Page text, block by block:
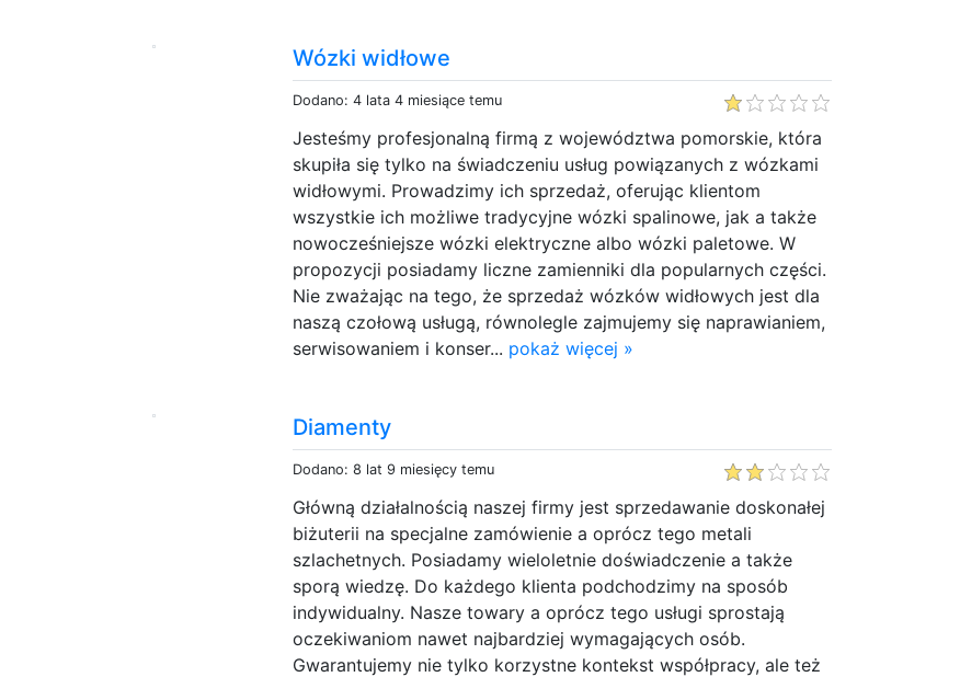
Wózki widłowe
Dodano: 4 lata 4 miesiące temu
Jesteśmy profesjonalną firmą z województwa pomorskie, która
skupiła się tylko na świadczeniu usług powiązanych z wózkami
widłowymi. Prowadzimy ich sprzedaż, oferując klientom
wszystkie ich możliwe tradycyjne wózki spalinowe, jak a także
nowocześniejsze wózki elektryczne albo wózki paletowe. W
propozycji posiadamy liczne zamienniki dla popularnych części.
Nie zważając na tego, że sprzedaż wózków widłowych jest dla
naszą czołową usługą, równolegle zajmujemy się naprawianiem,
serwisowaniem i konser... pokaż więcej »
Diamenty
Dodano: 8 lat 9 miesięcy temu
Główną działalnością naszej firmy jest sprzedawanie doskonałej
biżuterii na specjalne zamówienie a oprócz tego metali
szlachetnych. Posiadamy wieloletnie doświadczenie a także
sporą wiedzę. Do każdego klienta podchodzimy na sposób
indywidualny. Nasze towary a oprócz tego usługi sprostają
oczekiwaniom nawet najbardziej wymagających osób.
Gwarantujemy nie tylko korzystne kontekst współpracy, ale też